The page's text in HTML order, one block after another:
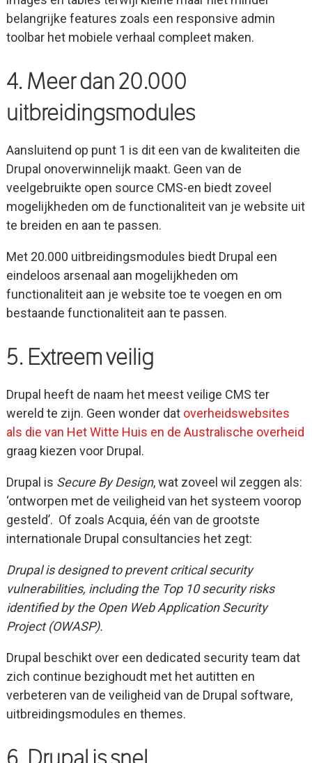
belangrijke features zoals een responsive admin
toolbar het mobiele verhaal compleet maken.
4. Meer dan 20.000
uitbreidingsmodules
Aansluitend op punt 1 is dit een van de kwaliteiten die
Drupal onoverwinnelijk maakt. Geen van de
veelgebruikte open source CMS-en biedt zoveel
mogelijkheden om de functionaliteit van je website uit
te breiden en aan te passen.
Met 20.000 uitbreidingsmodules biedt Drupal een
eindeloos arsenaal aan mogelijkheden om
functionaliteit aan je website toe te voegen en om
bestaande functionaliteit aan te passen.
5. Extreem veilig
Drupal heeft de naam het meest veilige CMS ter
wereld te zijn. Geen wonder dat overheidswebsites
als die van Het Witte Huis en de Australische overheid
graag kiezen voor Drupal.
Drupal is Secure By Design, wat zoveel wil zeggen als:
‘ontworpen met de veiligheid van het systeem voorop
gesteld’. Of zoals Acquia, één van de grootste
internationale Drupal consultancies het zegt:
Drupal is designed to prevent critical security
vulnerabilities, including the Top 10 security risks
identified by the Open Web Application Security
Project (OWASP).
Drupal beschikt over een dedicated security team dat
zich continue bezighoudt met het autitten en
verbeteren van de veiligheid van de Drupal software,
uitbreidingsmodules en themes.